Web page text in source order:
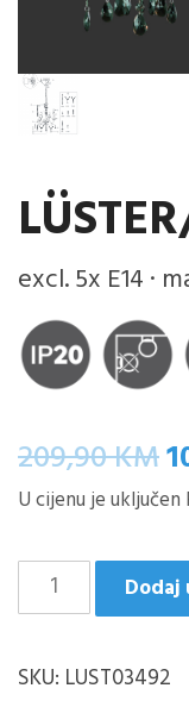
excl. 5x E14 ·
209,90KM
U cijenu je uključen
LüSTER/5
SMOKE
Dodaj
SKU: LUST03492